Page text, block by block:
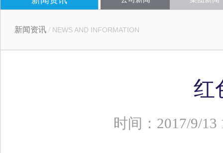
新闻资讯 / NEWS AND INFORMATION
红
时间：2017/9/